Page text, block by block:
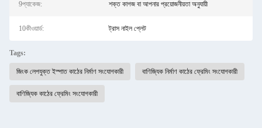
9প্যাকেজ: শক্ত কাগজ বা আপনার প্রয়োজনীয়তা অনুযায়ী
10কীওয়ার্ড: ট্রাস নাইল প্লেট
Tags:
জিংক লেপযুক্ত ইস্পাত কাঠের নির্মাণ সংযোগকারী বাণিজ্যিক নির্মাণ কাঠের ফ্রেমিং সংযোগকারী
বাণিজ্যিক কাঠের ফ্রেমিং সংযোগকারী